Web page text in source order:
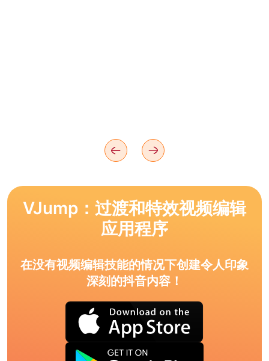
VJump：过渡和特效视频编辑
应用程序
在没有视频编辑技能的情况下创建令人印象
深刻的抖音内容！